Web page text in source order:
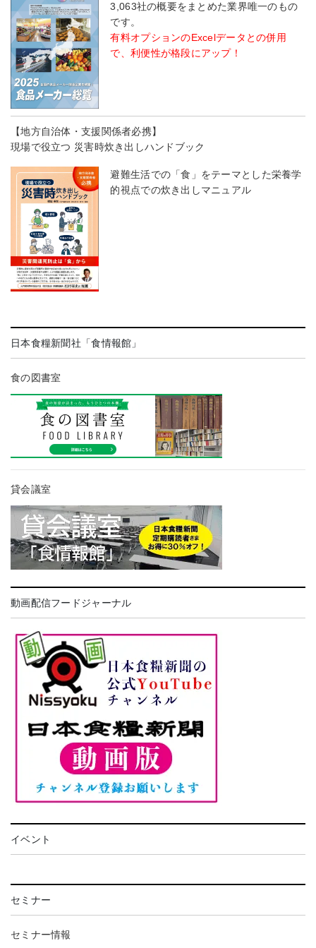
3,063社の概要をまとめた業界唯一のもの
です。
有料オプションのExcelデータとの併用
で、利便性が格段にアップ！
【地方自治体・支援関係者必携】
現場で役立つ 災害時炊き出しハンドブック
避難生活での「食」をテーマとした栄養学
的視点での炊き出しマニュアル
日本食糧新聞社「食情報館」
食の図書室
貸会議室
動画配信フードジャーナル
イベント
セミナー
セミナー情報